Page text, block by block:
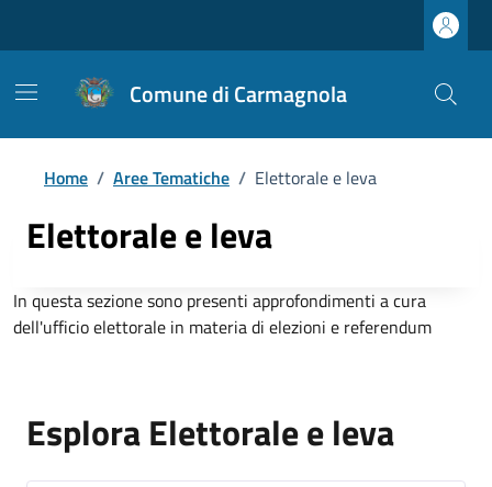
Comune di Carmagnola
Home / Aree Tematiche / Elettorale e leva
Elettorale e leva
In questa sezione sono presenti approfondimenti a cura
dell'ufficio elettorale in materia di elezioni e referendum
Esplora Elettorale e leva